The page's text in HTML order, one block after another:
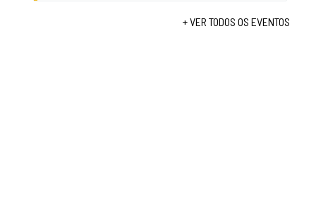
+ VER TODOS OS EVENTOS